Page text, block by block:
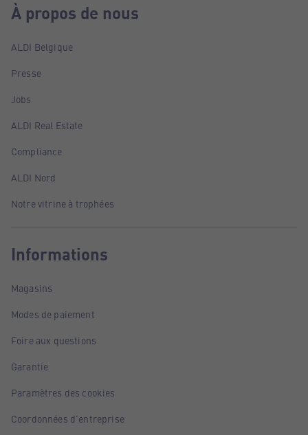
À propos de nous
ALDI Belgique
Presse
Jobs
ALDI Real Estate
Compliance
ALDI Nord
Notre vitrine à trophées
Informations
Magasins
Modes de paiement
Foire aux questions
Garantie
Paramètres des cookies
Coordonnées d'entreprise